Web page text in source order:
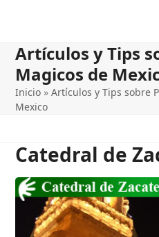
Artículos y Tips
Magicos de
Inicio »Artículos y Tips sobre
Mexico
Catedral de